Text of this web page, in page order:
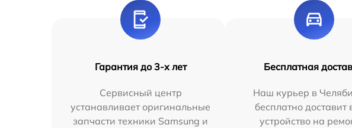
Гарантия до 3-х лет
Сервисный центр
устанавливает оригинальные
запчасти техники Samsung и
Бесплатная
Наш курьер в
бесплатно доставит
устройство на